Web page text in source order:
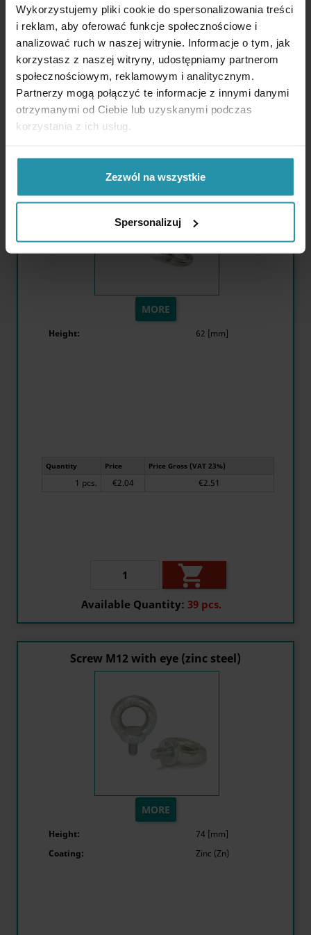
Wykorzystujemy pliki cookie do spersonalizowania treści
i reklam, aby oferować funkcje społecznościowe i
analizować ruch w naszej witrynie. Informacje o tym, jak
korzystasz z naszej witryny, udostępniamy partnerom
społecznościowym, reklamowym i analitycznym.
Partnerzy mogą połączyć te informacje z innymi danymi
otrzymanymi od Ciebie lub uzyskanymi podczas
korzystania z ich usług.
Zezwól na wszystkie
Spersonalizuj

Available Quantity: 216 pcs.
Screw M10 with eye (acid-proof steel)
MORE
Height: 62 [mm]
Quantity Price Price Gross (VAT 23%)
1 pcs. €2.04 €2.51

Available Quantity: 39 pcs.
Screw M12 with eye (zinc steel)
MORE
Height:
74 [mm]
Coating:
Zinc (Zn)